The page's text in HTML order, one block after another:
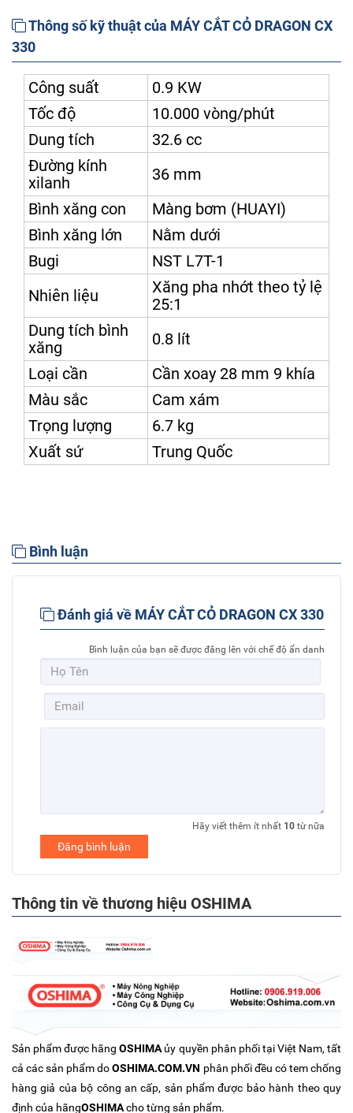
Thông số kỹ thuật của MÁY CẮT CỎ DRAGON CX
330
Công suất
0.9 KW
Tốc độ
10.000 vòng/phút
Dung tích
32.6 cc
Đường kính
xilanh
36 mm
Bình xăng con
Màng bơm (HUAYI)
Bình xăng lớn
Nằm dưới
Bugi
NST L7T-1
Nhiên liệu
Xăng pha nhớt theo tỷ lệ
25:1
Dung tích bình
xăng
0.8 lít
Loại cần
Cần xoay 28 mm 9 khía
Màu sắc
Cam xám
Trọng lượng
6.7 kg
Xuất sứ
Trung Quốc
Bình luận
Đánh giá về MÁY CẮT CỎ DRAGON CX 330
Bình luận của bạn sẽ được đăng lên với chế độ ẩn danh
Hãy viết thêm ít nhất 10 từ nữa
Đăng bình luận
Thông tin về thương hiệu OSHIMA
Sản phẩm được hãngOSHIMA ủy quyền phân phối tại Việt Nam, tất
cả các sản phẩm doOSHIMA.COM.VN phân phối đều có tem chống
hàng giả của bộ công an cấp, sản phẩm được bảo hành theo quy
định của hãngOSHIMAcho từng sản phẩm.